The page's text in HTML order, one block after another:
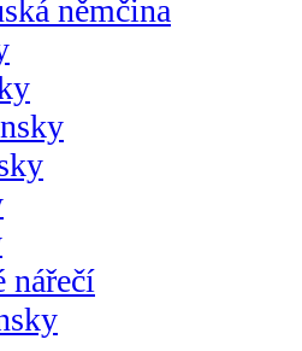
němčina
nářečí